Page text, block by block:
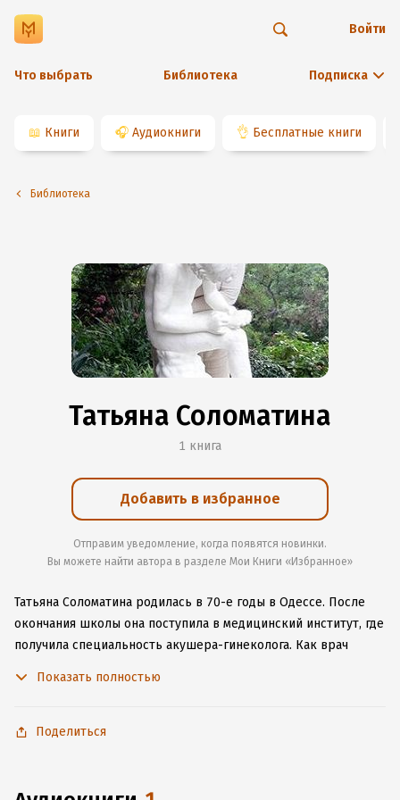
Что выбрать Библиотека Подписка
Войти
📖 Книги 🎧 Аудиокниги 👌 Бесплатные книги
Библиотека
Татьяна Соломатина
1 книга
Добавить в избранное
Отправим уведомление, когда появятся новинки.
Вы можете найти автора в разделе Мои Книги «Избранное»
Татьяна Соломатина родилась в 70-е годы в Одессе. После
окончания школы она поступила в медицинский институт, где
получила специальность акушера-гинеколога. Как врач
журналах и в интернете. Позднее Татьяна создала личный
Показать полностью
Поделиться